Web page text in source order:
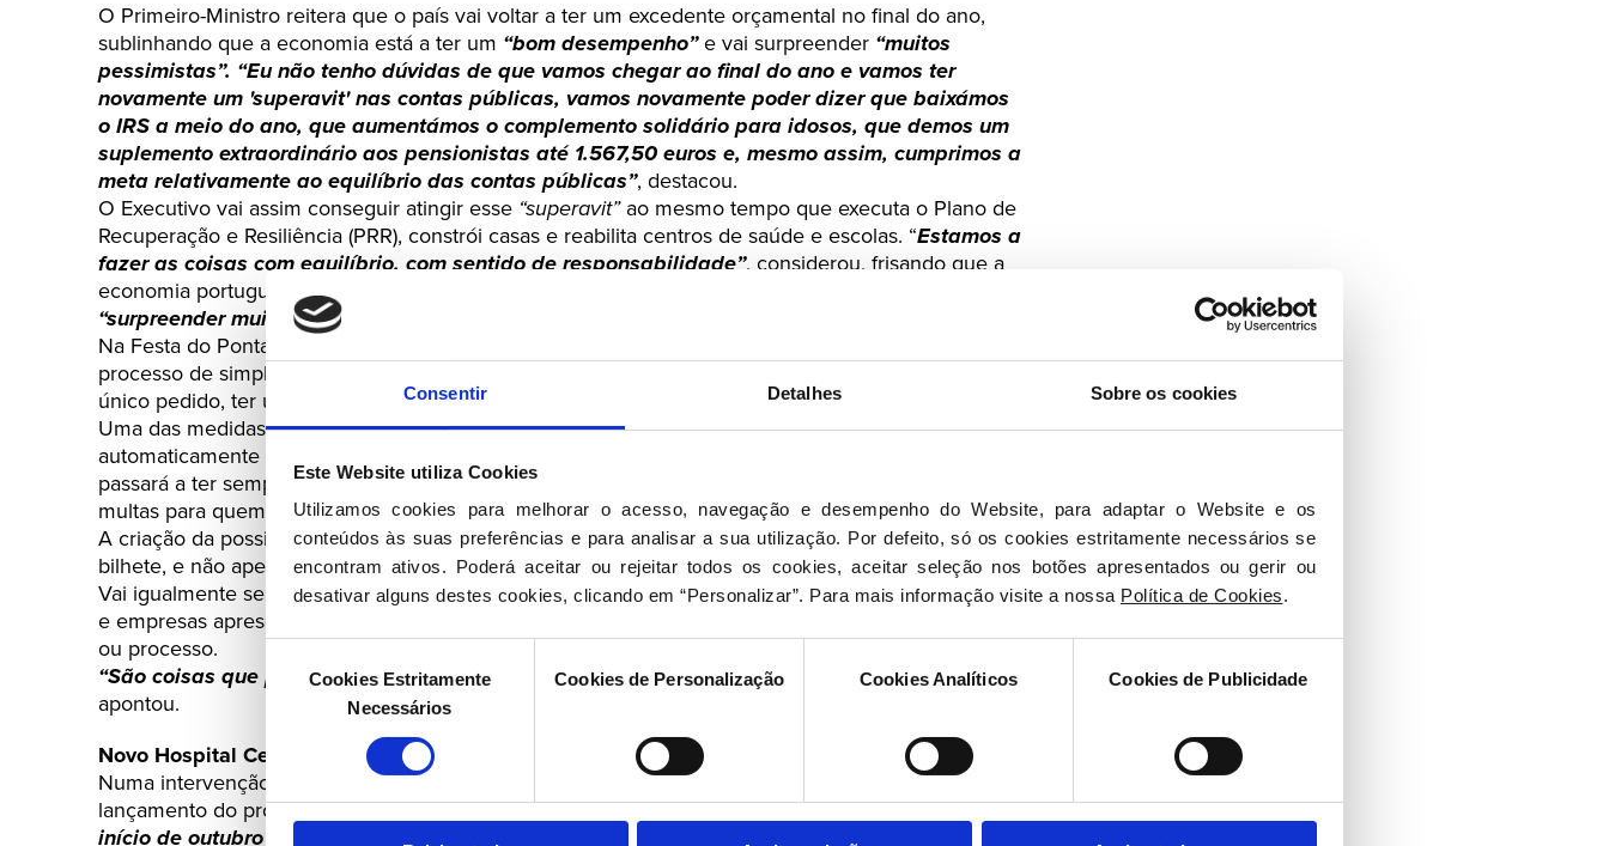
Consentir Detalhes Sobre os cookies
Este Website utiliza Cookies
Utilizamos cookies para melhorar o acesso, navegação e desempenho do Website, para adaptar o Website e os
conteúdos às suas preferências e para analisar a sua utilização. Por defeito, só os cookies estritamente necessários se
encontram ativos. Poderá aceitar ou rejeitar todos os cookies, aceitar seleção nos botões apresentados ou gerir ou
desativar alguns destes cookies, clicando em “Personalizar”. Para mais informação visite a nossa Política de Cookies.
de
consentimento
Cookies Estritamente
Necessários
Cookies de Personalização Cookies Analíticos Cookies de Publicidade
O Primeiro-Ministro reitera que o país vai voltar a ter um excedente orçamental no final do ano,
sublinhando que a economia está a ter um “bom desempenho”e vai surpreender “muitos
pessimistas”. “Eu não tenho dúvidas de que vamos chegar ao final do ano e vamos ter
novamente um 'superavit' nas contas públicas, vamos novamente poder dizer que baixámos
o IRS a meio do ano, que aumentámos o complemento solidário para idosos, que demos um
suplemento extraordinário aos pensionistas até 1.567,50 euros e, mesmo assim, cumprimos a
meta relativamente ao equilíbrio das contas públicas”, destacou.
O Executivo vai assim conseguir atingir esse “superavit”ao mesmo tempo que executa o Plano de
Recuperação e Resiliência (PRR), constrói casas e reabilita centros de saúde e escolas. “Estamos a
fazer as coisas com equilíbrio, com sentido de responsabilidade”, considerou, frisando que a
economia portuguesa, apesar do contexto internacional
“surpreender muitos pessimistas no final deste ano”.
Na Festa do Pontal, o líder social-democrata adiantou que o Executivo vai avançar com um novo
processo de simplificação e eliminação da burocracia, introduzindo a possibilidade de, com um
único pedido, ter uma segunda via de todos os documentos.
Uma das medidas é consagrar que a alteração da morada no Cartão de Cidadão seja alargada
automaticamente a todos os documentos no Estado. Neste caso, o Documento Único Automóvel
passará a ter sempre a mesma morada do que o Cartão do Cidadão, deixando assim de haver
multas para quem tenha moradas diferentes nos dois documentos.
A criação da possibilidade de se poder fazer uma viagem em vários transportes apenas com um
bilhete, e não apenas dentro de um determinado concelho, foi outra proposta a ser concretizada.
Vai igualmente ser criada uma carteira virtual com todos os documentos necessários para cidadãos
e empresas apresentarem nos serviços quando lhe for pedido para uma determinada candidatura
ou processo.
“São coisas que parecem pequenas, mas vão dar mais qualidade de vida às pessoas”,
apontou.
Novo Hospital Central do Algarve será lançado até ao início de outubr
Numa intervenção, que durou cerca de 50 minutos, o Primeiro-Ministro anunciou que o
lançamento do processo de construção do Hospital Central do Algarve ocorrerá"o mais tardar no
início de outubro"